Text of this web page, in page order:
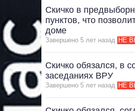
Скичко в
пунктов, что
доме
Завершено 5 лет назад НЕ
Скичко обязался, в
заседаниях ВРУ
Завершено 5 лет назад НЕ